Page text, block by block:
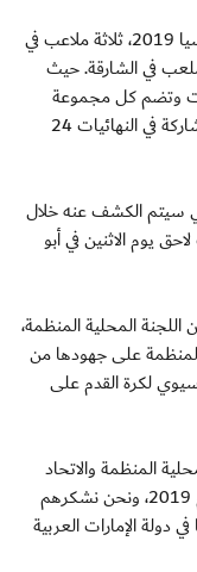
واعتمدت اللجنة من أجل إقامة نهائيات كأس آسيا 2019، ثلاثة ملاعب في
في الشارقة. حيث
وتضم كل مجموعة
أربعة منتخباً، حيث سيكون عدد المنتخبات المشاركة في النهائيات 24
سيتم الكشف عنه خلال
يوم الاثنين في أبو
المحلية المنظمة،
المنظمة على جهودها من
لكرة القدم على
المنظمة والاتحاد
الإماراتي لكرة القدم سينظمان بطولة تاريخية عام 2019، ونحن نشكرهم
الإمارات العربية